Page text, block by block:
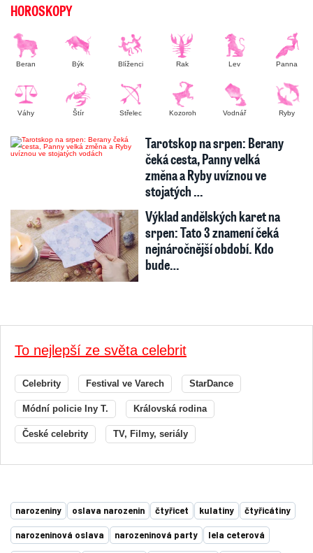
HOROSKOPY
Beran Býk Blíženci Rak Lev Panna
Váhy Štír Střelec Kozoroh Vodnář Ryby
Tarotskop na srpen: Berany
čeká cesta, Panny velká
změna a Ryby uvíznou ve
stojatých …
Výklad andělských karet na
srpen: Tato 3 znamení čeká
nejnáročnější období. Kdo
bude…
To nejlepší ze světa celebrit
Celebrity Festival ve Varech StarDance
Módní policie Iny T. Královská rodina
České celebrity TV, Filmy, seriály
narozeniny oslava narozenin čtyřicet kulatiny čtyřicátiny
narozeninová oslava narozeninová party lela ceterová